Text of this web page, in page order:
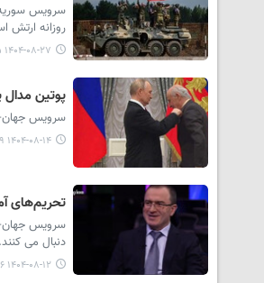
سرویس
روزانه ارتش
۱۴۰۴-۰۸-۲۷ ۰۰:۴۵
پوتین مدال
سرویس جهان-
۱۴۰۴-۰۸-۱۴ ۰۹:۴۹
تحریم‌های
سرویس جهان-
دنبال می کنند.
۱۴۰۴-۰۸-۱۲ ۰۹:۴۶